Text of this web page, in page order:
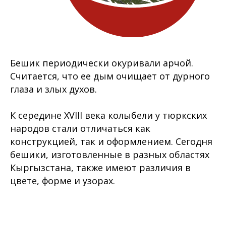
Бешик периодически окуривали арчой.
Считается, что ее дым очищает от дурного
глаза и злых духов.
К середине XVIII века колыбели у тюркских
народов стали отличаться как
конструкцией, так и оформлением. Сегодня
бешики, изготовленные в разных областях
Кыргызстана, также имеют различия в
цвете, форме и узорах.